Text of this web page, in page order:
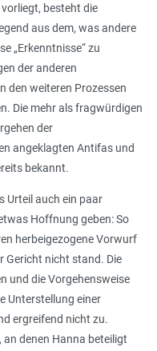
besteht die
aus dem, was andere
„Erkenntnisse“ zu
der anderen
den weiteren Prozessen
Die mehr als fragwürdigen
der
angeklagten Antifas und
bekannt.
Urteil auch ein paar
Hoffnung geben: So
herbeigezogene Vorwurf
Gericht nicht stand. Die
und die Vorgehensweise
Unterstellung einer
ergreifend nicht zu.
denen Hanna beteiligt